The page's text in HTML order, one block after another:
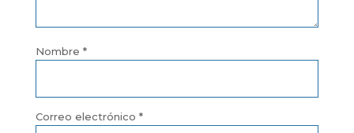
Nombre *
Correo electrónico *